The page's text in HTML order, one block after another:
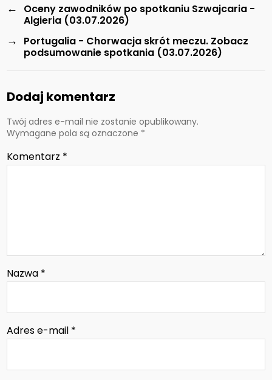
←
Oceny zawodników po spotkaniu Szwajcaria -
Algieria (03.07.2026)
→
Portugalia - Chorwacja skrót meczu. Zobacz
podsumowanie spotkania (03.07.2026)
Dodaj komentarz
Twój adres e-mail nie zostanie opublikowany.
Wymagane pola są oznaczone *
Komentarz *
Nazwa *
Adres e-mail *